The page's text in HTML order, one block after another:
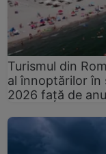
Turismul din
al înnoptărilor în
2026 față de